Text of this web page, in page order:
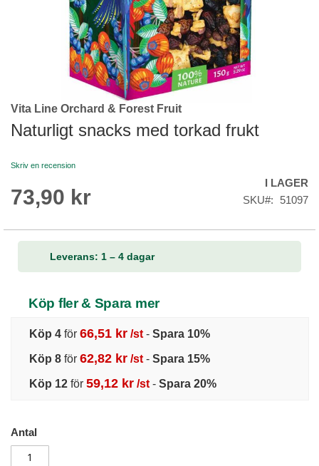
Skip
to
the
of
images
Vita Line Orchard & Forest Fruit
Naturligt snacks med torkad frukt
Skriv en recension
73,90 kr
I LAGER
SKU
51097
Leverans: 1 – 4 dagar
Köp fler & Spara mer
Köp 4 för 66,51 kr /st - Spara 10%
Köp 8 för 62,82 kr /st - Spara 15%
Köp 12 för 59,12 kr /st - Spara 20%
Antal